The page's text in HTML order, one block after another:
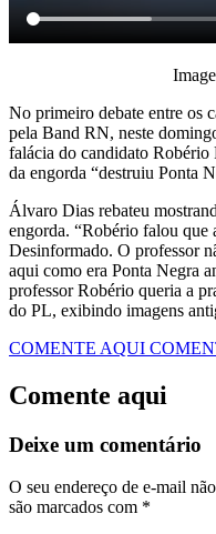
No primeiro debate entre os
pela Band RN, neste
falácia do candidato Robério
da engorda “destruiu Ponta
Álvaro Dias rebateu
engorda. “Robério falou que
Desinformado. O professor
aqui como era Ponta Negra
professor Robério queria a
do PL, exibindo imagens
COMENTE AQUI
Comente aqui
Deixe um comentário
O seu endereço de e-mail
são marcados com *